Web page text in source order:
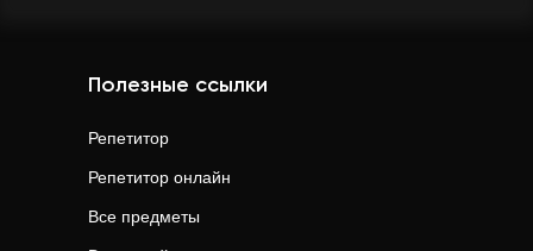
Полезные ссылки
Репетитор
Репетитор онлайн
Все предметы